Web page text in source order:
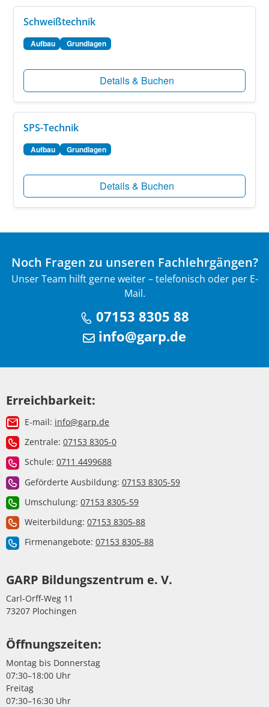
Schweißtechnik
Aufbau Grundlagen
Details & Buchen
SPS-Technik
Aufbau Grundlagen
Details & Buchen
Noch Fragen zu unseren Fachlehrgängen?
Unser Team hilft gerne weiter – telefonisch oder per E-
Mail.
07153 8305 88
info@garp.de
Erreichbarkeit:
E-mail: info@garp.de
Zentrale: 07153 8305-0
Schule: 0711 4499688
Geförderte Ausbildung: 07153 8305-59
Umschulung: 07153 8305-59
Weiterbildung: 07153 8305-88
Firmenangebote: 07153 8305-88
GARP Bildungszentrum e. V.
Carl-Orff-Weg 11
73207 Plochingen
Öffnungszeiten:
Montag bis Donnerstag
07:30–18:00 Uhr
Freitag
07:30–16:30 Uhr